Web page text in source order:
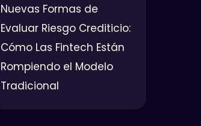
Nuevas Formas de
Evaluar Riesgo Crediticio:
Cómo Las Fintech Están
Rompiendo el Modelo
Tradicional